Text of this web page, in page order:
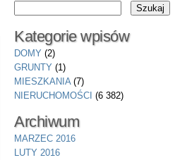
Kategorie wpisów
DOMY (2)
GRUNTY (1)
MIESZKANIA(7)
NIERUCHOMOŚCI (6 382)
Archiwum
MARZEC 2016
LUTY 2016